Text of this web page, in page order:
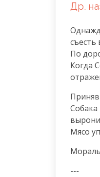
Др.
съесть
По
Когда
Собака
Мясо
---